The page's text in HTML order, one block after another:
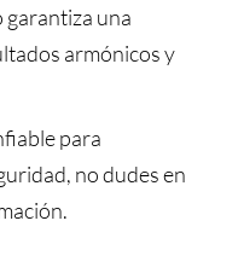
una
armónicos y
para
no dudes en